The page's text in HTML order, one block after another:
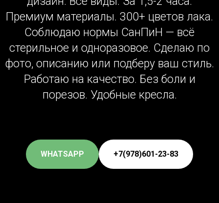
Премиум материалы. 300+ цветов лака.
Соблюдаю нормы СанПиН — всё
стерильное и одноразовое. Сделаю по
фото, описанию или подберу ваш стиль.
Работаю на качество. Без боли и
порезов. Удобные кресла.
WHATSAPP +7(978)601-23-83